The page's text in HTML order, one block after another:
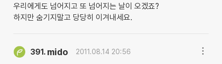
우리에게도 넘어지고 또 넘어지는 날이 오겠죠?
하지만 숨기지말고 당당히 이겨내세요.
391. mido 2011.08.14 20:56